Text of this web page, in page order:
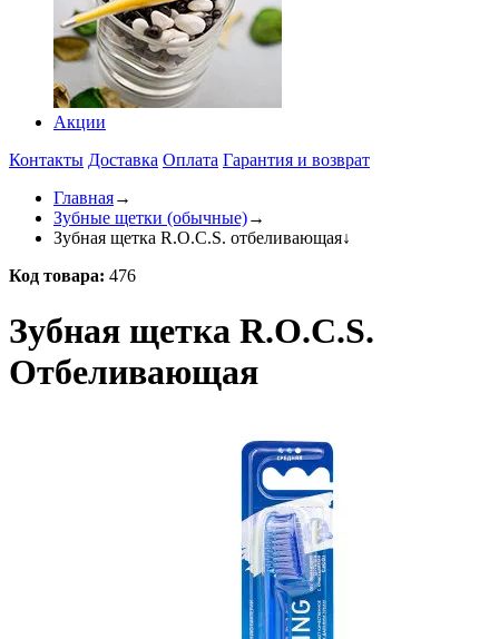
Акции
Контакты Доставка Оплата Гарантия и возврат
Главная→
Зубные щетки (обычные)→
Зубная щетка R.O.C.S. отбеливающая↓
Код товара: 476
Зубная щетка R.O.C.S.
Отбеливающая